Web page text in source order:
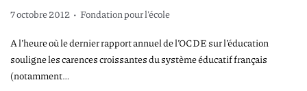
7 octobre 2012 • Fondation pour l'école
A l’heure où le dernier rapport annuel de l’OCDE sur l’éducation
souligne les carences croissantes du système éducatif français
(notamment…